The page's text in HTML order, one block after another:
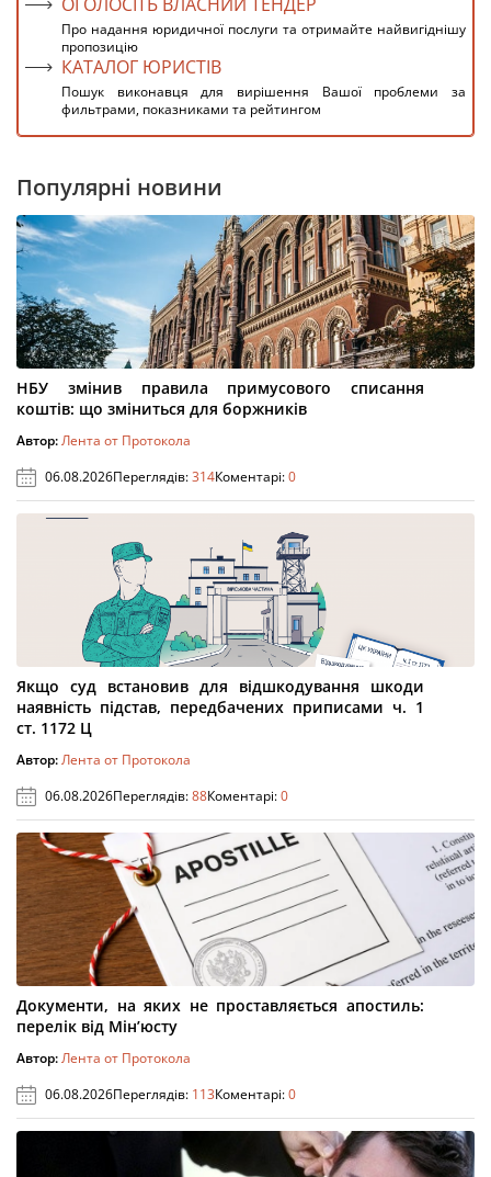
Про надання юридичної послуги та отримайте найвигіднішу
пропозицію
КАТАЛОГ ЮРИСТІВ
Пошук виконавця для вирішення Вашої проблеми за
фильтрами, показниками та рейтингом
Популярні новини
НБУ змінив правила примусового списання
коштів: що зміниться для боржників
Автор:Лента от Протокола
06.08.2026Переглядів:314Коментарі:0
Якщо суд встановив для відшкодування шкоди
наявність підстав, передбачених приписами ч. 1
ст. 1172 Ц
Автор:Лента от Протокола
06.08.2026Переглядів:88Коментарі:0
Документи, на яких не проставляється апостиль:
перелік від Мін’юсту
Автор:Лента от Протокола
06.08.2026Переглядів: 113Коментарі:0